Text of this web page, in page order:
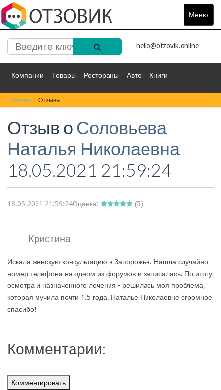
Меню
Toggle
hello@otzovik.online
Компании Товары Рестораны Авто Книги
Спорт Фильмы
Красота Здоровье Остальное
Главная Отзывы
Отзыв о Соловьева
Наталья Николаевна
18.05.2021 21:59:24
18.05.2021 21:59:24Оценка: (5)
Кристина
Искала женскую консультацию в Запорожье. Нашла случайно
номер телефона на одном из форумов и записалась. По итогу
осмотра и назначенного лечения - решилась моя проблема,
которая мучила почти 1.5 года. Наталье Николаевне огромное
спасибо!
Комментарии:
Комментировать